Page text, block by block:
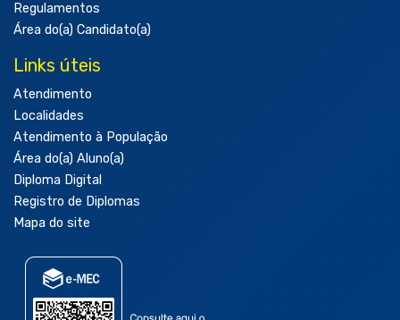
Regulamentos
Área do(a) Candidato(a)
Links úteis
Atendimento
Localidades
Atendimento à População
Área do(a) Aluno(a)
Diploma Digital
Registro de Diplomas
Mapa do site